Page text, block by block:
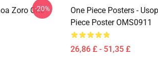
Zoro One
-20%
One Piece Posters -
Piece Poster OMS0911
26,86 £ - 51,35 £